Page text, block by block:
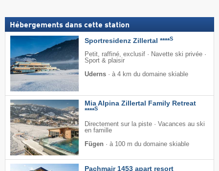
Hébergements dans cette station
Sportresidenz Zillertal ****S
Petit, raffiné, exclusif · Navette ski privée ·
Sport & plaisir
Uderns · à 4 km du domaine skiable
Mia Alpina Zillertal Family Retreat
****S
Directement sur la piste · Vacances au ski
en famille
Fügen · à 100 m du domaine skiable
Pachmair 1453 apart resort